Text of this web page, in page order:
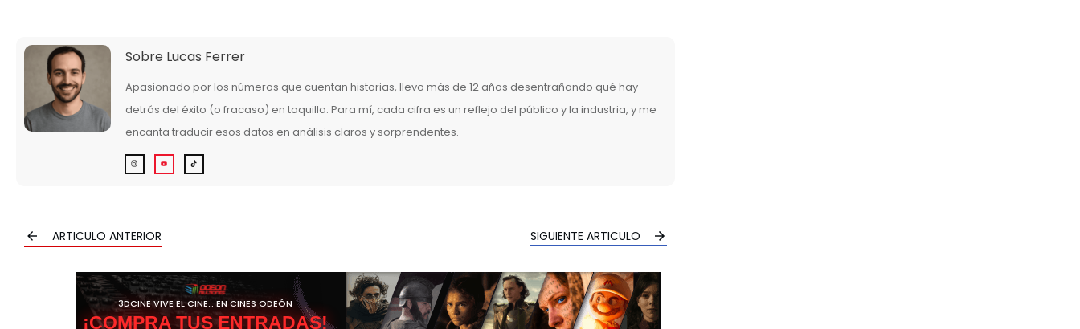
Sobre Lucas Ferrer
Apasionado por los números que cuentan historias, llevo más de 12 años desentrañando qué hay
detrás del éxito (o fracaso) en taquilla. Para mí, cada cifra es un reflejo del público y la industria, y me
encanta traducir esos datos en análisis claros y sorprendentes.
ARTICULO ANTERIOR SIGUIENTE ARTICULO
3DCINE VIVE EL CINE… EN CINES ODEÓN
¡COMPRA TUS ENTRADAS!